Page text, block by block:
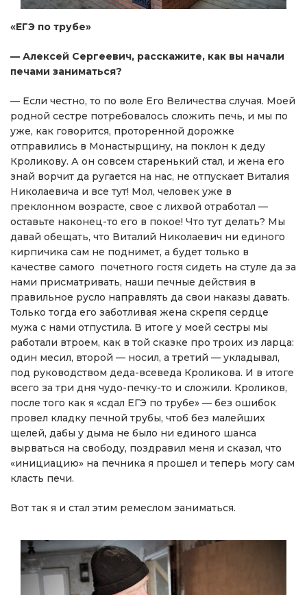
«ЕГЭ по трубе»
— Алексей Сергеевич, расскажите, как вы начали
печами заниматься?
— Если честно, то по воле Его Величества случая. Моей
родной сестре потребовалось сложить печь, и мы по
уже, как говорится, проторенной дорожке
отправились в Монастырщину, на поклон к деду
Кроликову. А он совсем старенький стал, и жена его
знай ворчит да ругается на нас, не отпускает Виталия
Николаевича и все тут! Мол, человек уже в
преклонном возрасте, свое с лихвой отработал —
оставьте наконец-то его в покое! Что тут делать? Мы
давай обещать, что Виталий Николаевич ни единого
кирпичика сам не поднимет, а будет только в
качестве самого почетного гостя сидеть на стуле да за
нами присматривать, наши печные действия в
правильное русло направлять да свои наказы давать.
Только тогда его заботливая жена скрепя сердце
мужа с нами отпустила. В итоге у моей сестры мы
работали втроем, как в той сказке про троих из ларца:
один месил, второй — носил, а третий — укладывал,
под руководством деда-всеведа Кроликова. И в итоге
всего за три дня чудо-печку-то и сложили. Кроликов,
после того как я «сдал ЕГЭ по трубе» — без ошибок
провел кладку печной трубы, чтоб без малейших
щелей, дабы у дыма не было ни единого шанса
вырваться на свободу, поздравил меня и сказал, что
«инициацию» на печника я прошел и теперь могу сам
класть печи.
Вот так я и стал этим ремеслом заниматься.